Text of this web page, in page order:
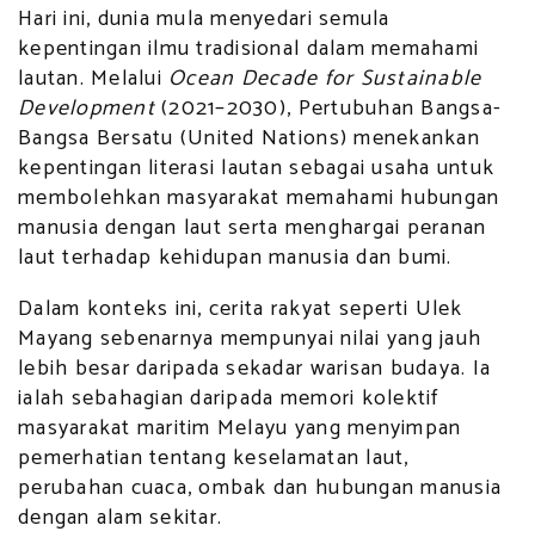
Hari ini, dunia mula menyedari semula
kepentingan ilmu tradisional dalam memahami
lautan. Melalui Ocean Decade for Sustainable
Development(2021–2030), Pertubuhan Bangsa-
Bangsa Bersatu (United Nations) menekankan
kepentingan literasi lautan sebagai usaha untuk
membolehkan masyarakat memahami hubungan
manusia dengan laut serta menghargai peranan
laut terhadap kehidupan manusia dan bumi.
Dalam konteks ini, cerita rakyat seperti Ulek
Mayang sebenarnya mempunyai nilai yang jauh
lebih besar daripada sekadar warisan budaya. Ia
ialah sebahagian daripada memori kolektif
masyarakat maritim Melayu yang menyimpan
pemerhatian tentang keselamatan laut,
perubahan cuaca, ombak dan hubungan manusia
dengan alam sekitar.